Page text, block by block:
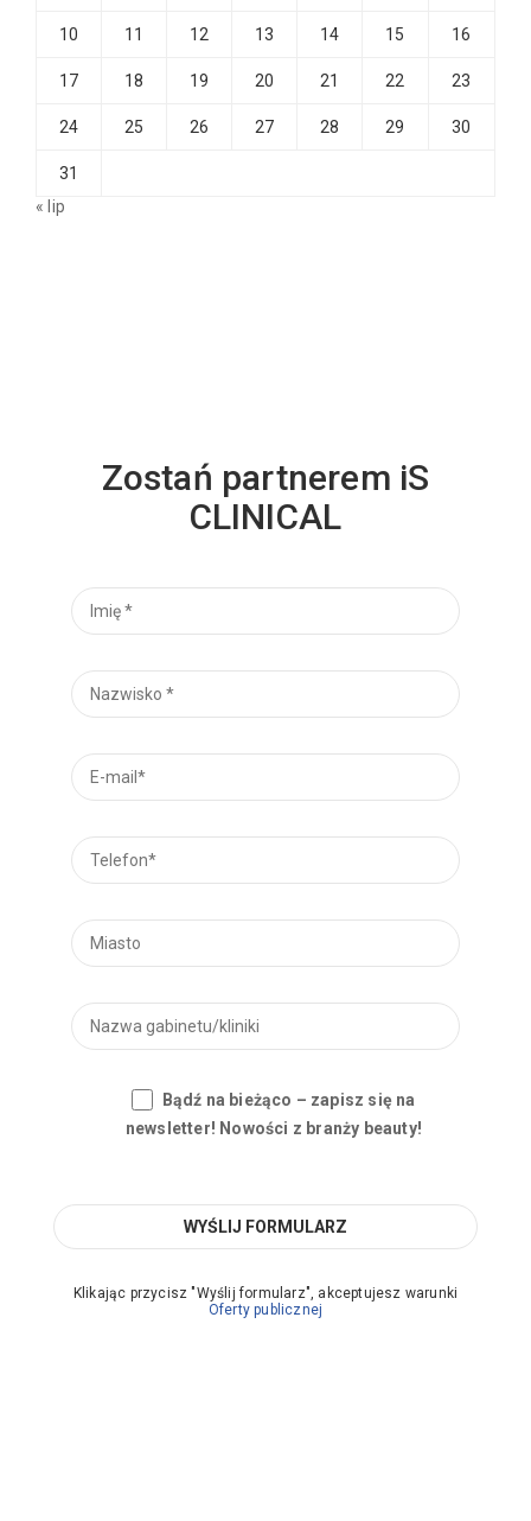
10 11 12 13 14 15 16
17 18 19 20 21 22 23
24 25 26 27 28 29 30
31
« lip
Zostań partnerem iS
CLINICAL
Bądź na bieżąco – zapisz się na
newsletter! Nowości z branży beauty!
Klikając przycisz "Wyślij formularz", akceptujesz warunki
Oferty publicznej